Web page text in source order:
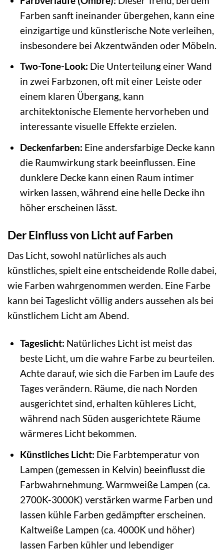
Farben sanft ineinander übergehen, kann eine
einzigartige und künstlerische Note verleihen,
insbesondere bei Akzentwänden oder Möbeln.
Two-Tone-Look: Die Unterteilung einer Wand
in zwei Farbzonen, oft mit einer Leiste oder
einem klaren Übergang, kann
architektonische Elemente hervorheben und
interessante visuelle Effekte erzielen.
Deckenfarben: Eine andersfarbige Decke kann
die Raumwirkung stark beeinflussen. Eine
dunklere Decke kann einen Raum intimer
wirken lassen, während eine helle Decke ihn
höher erscheinen lässt.
Der Einfluss von Licht auf Farben
Das Licht, sowohl natürliches als auch
künstliches, spielt eine entscheidende Rolle dabei,
wie Farben wahrgenommen werden. Eine Farbe
kann bei Tageslicht völlig anders aussehen als bei
künstlichem Licht am Abend.
Tageslicht: Natürliches Licht ist meist das
beste Licht, um die wahre Farbe zu beurteilen.
Achte darauf, wie sich die Farben im Laufe des
Tages verändern. Räume, die nach Norden
ausgerichtet sind, erhalten kühleres Licht,
während nach Süden ausgerichtete Räume
wärmeres Licht bekommen.
Künstliches Licht: Die Farbtemperatur von
Lampen (gemessen in Kelvin) beeinflusst die
Farbwahrnehmung. Warmweiße Lampen (ca.
2700K-3000K) verstärken warme Farben und
lassen kühle Farben gedämpfter erscheinen.
Kaltweiße Lampen (ca. 4000K und höher)
lassen Farben kühler und lebendiger